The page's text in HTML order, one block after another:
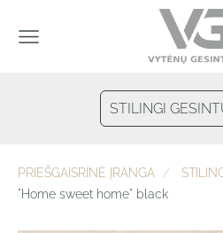
STILINGI
PRIEŠGAISRINĖ ĮRANGA
"Home sweet home" black